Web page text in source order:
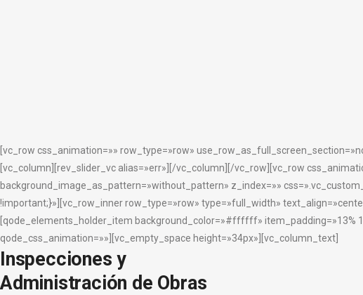
[vc_row css_animation=»» row_type=»row»
[vc_column][rev_slider_vc alias=»err»][/vc_column][/vc_row][vc_row
background_image_as_pattern=»without_pattern» z_index=»»
!important;}»][vc_row_inner row_type=»row» type=»full_width»
[qode_elements_holder_item background_color=»#ffffff» item_padding=»13%
qode_css_animation=»»][vc_empty_space height=»34px»][vc_column_text]
Inspecciones y
Administración de Obras